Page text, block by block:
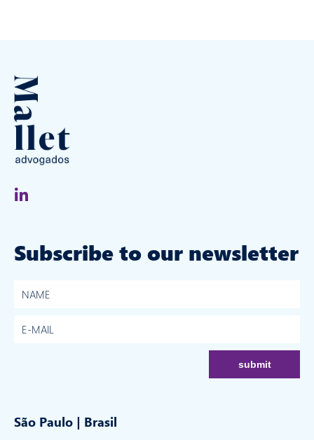
Subscribe to our newsletter
São Paulo | Brasil